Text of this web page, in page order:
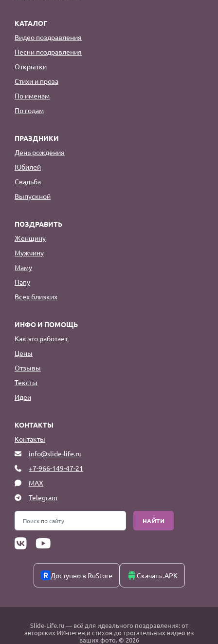
КАТАЛОГ
Видео поздравления
Песни поздравления
Открытки
Стихи и проза
По именам
По годам
ПРАЗДНИКИ
День рождения
Юбилей
Свадьба
Выпускной
ПОЗДРАВИТЬ
Женщину
Мужчину
Маму
Папу
Всех близких
ИНФО И ПОМОЩЬ
Как это работает
Цены
Отзывы
Тексты
Идеи
КОНТАКТЫ
Контакты
info@slide-life.ru
+7-966-149-47-21
MAX
Telegram
НАЙТИ
Доступно в RuStore Скачать .APK
Slide-Life.ru— всё для идеального поздравления: от
авторских ИИ-песен и стихов до трогательных видео из
ваших фото. © 2026